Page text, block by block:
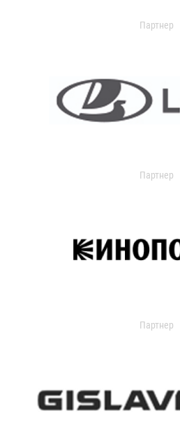
Партнер
Партнер
Партнер